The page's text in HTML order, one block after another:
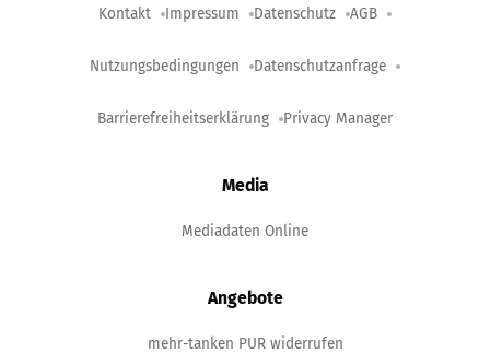
Kontakt Impressum Datenschutz AGB
Nutzungsbedingungen Datenschutzanfrage
Barrierefreiheitserklärung Privacy Manager
Media
Mediadaten Online
Angebote
mehr-tanken PUR widerrufen